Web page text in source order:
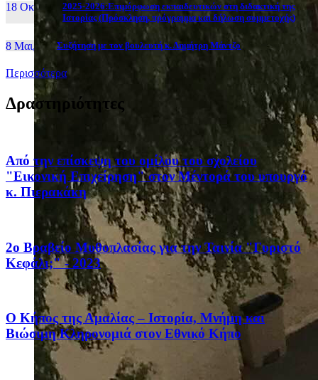
18 Οκτ, 25
2025-2026:Επιμόρφωση εκπαιδευτικών στη διδακτική της
Ιστορίας (Πρόσκληση, πρόγραμμα και δήλωση συμμετοχής)
8 Μαι, 26 Συζήτηση με τον βουλευτή κ. Δημήτρη Μάντζο
Περισσότερα
Δραστηριότητες
Από την επίσκεψη του ομίλου του σχολείου
"Εικονική Επιχείρηση" στον Μέντορά του υπουργό
κ. Πιερακάκη
2ο Βραβείο Μυθοπλασίας για την Ταινία "Γυριστό
Κεφάλι;" - 2023
Ο Κήπος της Αμαλίας – Ιστορία, Μνήμη και
Βιώσιμη Κληρονομιά στον Εθνικό Κήπο